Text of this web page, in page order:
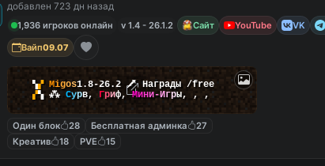
добавлен 723 дн назад
1,936 игроков онлайн
v 1.4 - 26.1.2 Сайт YouTube VK
Вайп09.07
▚▞ Migos1.8-26.2 🗡 Награды /free
▞▚ ⁂ Сурв, Гриф,Мини-Игры, , ,
Один блок 28 Бесплатная админка
27
Креатив
18 PVE 15